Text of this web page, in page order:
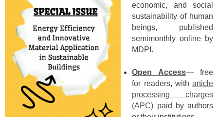
economic, and social
sustainability of human
beings, published
semimonthly online by
MDPI.
Open Access— free
for readers, with article
processing charges
(APC) paid by authors